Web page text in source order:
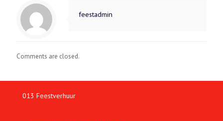
feestadmin
Comments are closed.
013 Feestverhuur